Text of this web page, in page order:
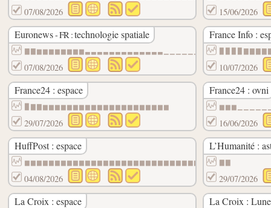
07/08/2026 15/06/2026
Euronews- FR :technologie spatiale
07/08/2026
France Info :
10/07/2026
France24 : espace
▉▇▇▆▆▆▆▆▆▆▆▆▆▆▆▆▆▆▆▆▆▆▆▆
29/07/2026
France24 : ovni
16/06/2026
HuffPost : espace
▆▆▆▆▆▆▆▆▆▆▆▆▆▆▆▆▆▆▆▆▆▆▆▆▆▆▆▆▆▆
04/08/2026
L’Humanité :
▇▇
29/07/2026
La Croix : espace La Croix : Lune